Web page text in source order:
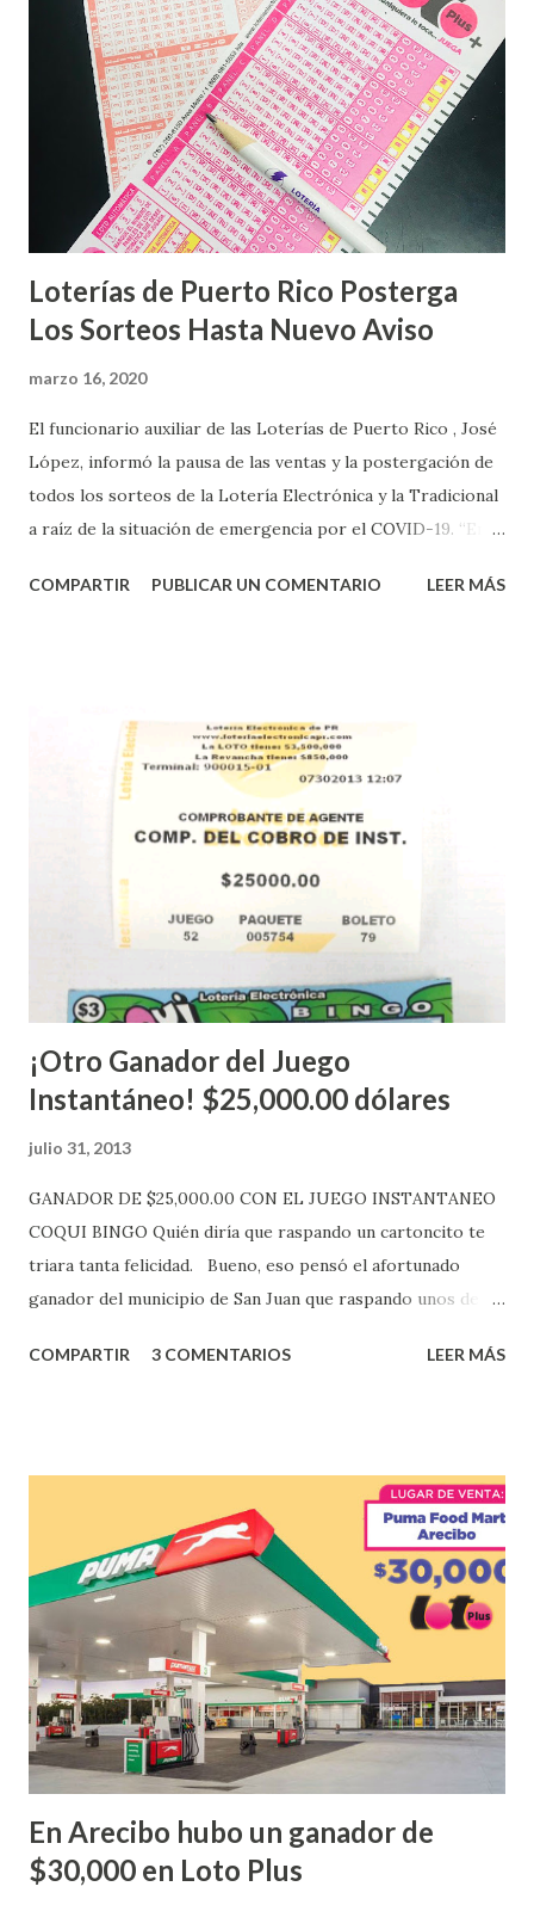
Loterías de Puerto Rico Posterga
Los Sorteos Hasta Nuevo Aviso
marzo 16, 2020
El funcionario auxiliar de las Loterías de Puerto Rico , José
López, informó la pausa de las ventas y la postergación de
todos los sorteos de la Lotería Electrónica y la Tradicional
a raíz de la situación de emergencia por el COVID-19. “En
proteger la salud de nuestros empleados, vendedores y
instantáneos”, indicó López. Sobre el sorteo de Powerball,
López explicó que el mismo se continuará realizando en los
Estados Unidos y los jugadores podrán conocer los
números ganadores del mismo a través de la página
aquellos con jugadas anticipadas de los sorteos locales (
Loto, Revancha, Pega 2, Pega 3 Pega 4 ) se les informará
Mientras, que l...
COMPARTIR PUBLICAR UN COMENTARIO LEER MÁS
¡Otro Ganador del Juego
Instantáneo! $25,000.00 dólares
julio 31, 2013
GANADOR DE $25,000.00 CON EL JUEGO INSTANTANEO
COQUI BINGO Quién diría que raspando un cartoncito te
triara tanta felicidad. Bueno, eso pensó el afortunado
ganador del municipio de San Juan que raspando unos de
obtuvo un premio de $25,000,00 dólares. Este es el anuncio
ganador fue vendido en la farmacia Yarimar de la
Urbanización Las Lomas en el Municipio de San Juan
¡Enhorabuena que lo disfrute!
...
COMPARTIR 3 COMENTARIOS LEER MÁS
En Arecibo hubo un ganador de
$30,000 en Loto Plus